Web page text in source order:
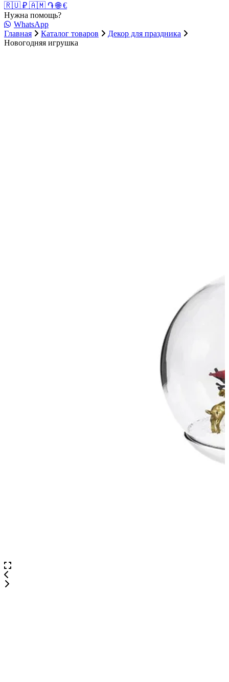
🇷🇺 ₽ 🇦🇲 ֏🌐 €
Нужна помощь?
WhatsApp
Главная
Каталог товаров
Декор для праздника
Новогодняя игрушка